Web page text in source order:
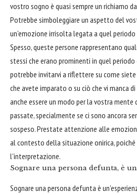
vostro sogno è quasi sempre un richiamo
Potrebbe simboleggiare un aspetto del
un'emozione irrisolta legata a quel
Spesso, queste persone rappresentano
stessi che erano prominenti in quel
potrebbe invitarvi a riflettere su come
che avete imparato o su ciò che vi manca
anche essere un modo per la vostra mente
passate, specialmente se ci sono ancora
sospeso. Prestate attenzione alle
al contesto della situazione onirica,
l'interpretazione.
Sognare una persona defunta, è un
Sognare una persona defunta è